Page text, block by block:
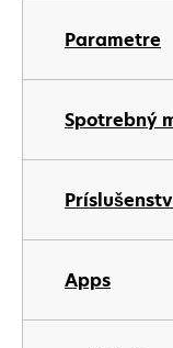
Parametre
Spotrebný
Apps